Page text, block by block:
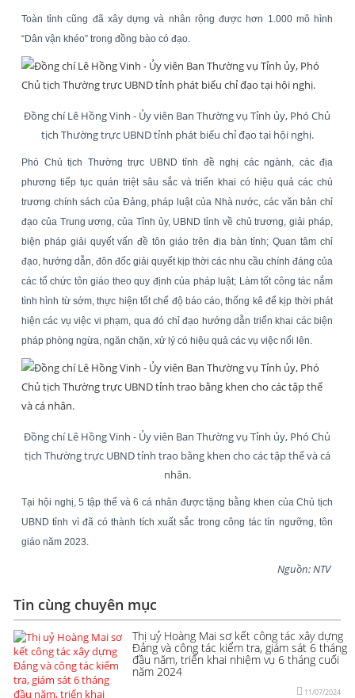
Toàn tỉnh cũng đã xây dựng và nhân rộng được hơn 1.000 mô hình
“Dân vận khéo” trong đồng bào có đạo.
Đồng chí Lê Hồng Vinh - Ủy viên Ban Thường vụ Tỉnh ủy, Phó Chủ
tịch Thường trực UBND tỉnh phát biểu chỉ đạo tại hội nghị.
Phó Chủ tịch Thường trực UBND tỉnh đề nghị các ngành, các địa
phương tiếp tục quán triệt sâu sắc và triển khai có hiệu quả các chủ
trương chính sách của Đảng, pháp luật của Nhà nước, các văn bản chỉ
đạo của Trung ương, của Tỉnh ủy, UBND tỉnh về chủ trương, giải pháp,
biện pháp giải quyết vấn đề tôn giáo trên địa bàn tỉnh; Quan tâm chỉ
đạo, hướng dẫn, đôn đốc giải quyết kịp thời các nhu cầu chính đáng của
các tổ chức tôn giáo theo quy định của pháp luật; Làm tốt công tác nắm
tình hình từ sớm, thực hiện tốt chế độ báo cáo, thống kê để kịp thời phát
hiện các vụ việc vi phạm, qua đó chỉ đạo hướng dẫn triển khai các biện
pháp phòng ngừa, ngăn chặn, xử lý có hiệu quả các vụ việc nổi lên.
Đồng chí Lê Hồng Vinh - Ủy viên Ban Thường vụ Tỉnh ủy, Phó Chủ
tịch Thường trực UBND tỉnh trao bằng khen cho các tập thể và cá
nhân.
Tại hội nghị, 5 tập thể và 6 cá nhân được tặng bằng khen của Chủ tịch
UBND tỉnh vì đã có thành tích xuất sắc trong công tác tín ngưỡng, tôn
giáo năm 2023.
Nguồn: NTV
Tin cùng chuyên mục
Thị uỷ Hoàng Mai sơ kết công tác xây dựng
Đảng và công tác kiểm tra, giám sát 6 tháng
đầu năm, triển khai nhiệm vụ 6 tháng cuối
năm 2024
11/07/2024